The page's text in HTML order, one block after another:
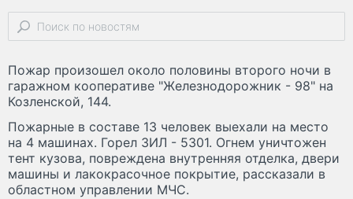
Пожар произошел около половины второго ночи в
гаражном кооперативе "Железнодорожник - 98" на
Козленской, 144.
Пожарные в составе 13 человек выехали на место
на 4 машинах. Горел ЗИЛ - 5301. Огнем уничтожен
тент кузова, повреждена внутренняя отделка, двери
машины и лакокрасочное покрытие, рассказали в
областном управлении МЧС.